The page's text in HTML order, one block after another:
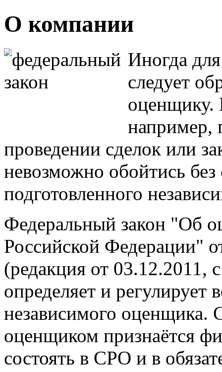
О компании
Иногда
следует
оценщику.
например,
проведении сделок или
невозможно обойтись
подготовленного
Федеральный закон "Об
Российской Федерации"
(редакция от 03.12.2011,
определяет и регулирует
независимого оценщика.
оценщиком признаётся
состоять в СРО и в